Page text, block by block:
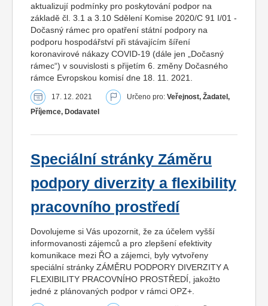
aktualizují podmínky pro poskytování podpor na
základě čl. 3.1 a 3.10 Sdělení Komise 2020/C 91 I/01 -
Dočasný rámec pro opatření státní podpory na
podporu hospodářství při stávajícím šíření
koronavirové nákazy COVID-19 (dále jen „Dočasný
rámec“) v souvislosti s přijetím 6. změny Dočasného
rámce Evropskou komisí dne 18. 11. 2021.
17. 12. 2021 Určeno pro: Veřejnost, Žadatel,
Příjemce, Dodavatel
Speciální stránky Záměru
podpory diverzity a flexibility
pracovního prostředí
Dovolujeme si Vás upozornit, že za účelem vyšší
informovanosti zájemců a pro zlepšení efektivity
komunikace mezi ŘO a zájemci, byly vytvořeny
speciální stránky ZÁMĚRU PODPORY DIVERZITY A
FLEXIBILITY PRACOVNÍHO PROSTŘEDÍ, jakožto
jedné z plánovaných podpor v rámci OPZ+.